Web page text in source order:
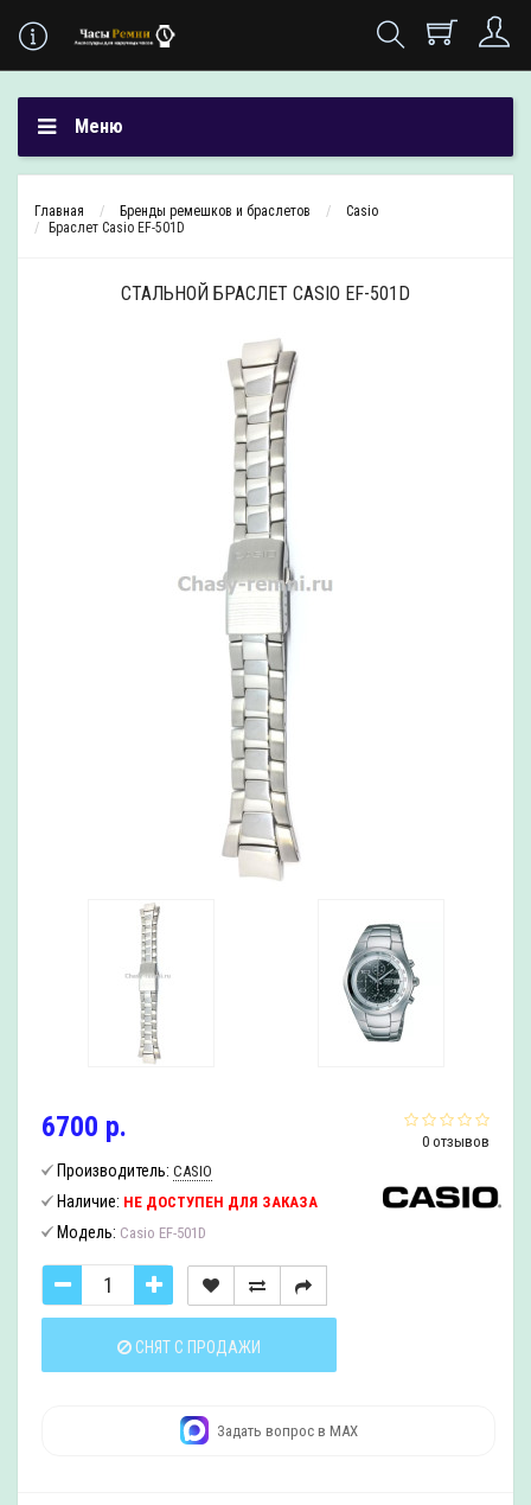
Меню
Главная Бренды ремешков и браслетов
Casio
Браслет Casio EF-501D
СТАЛЬНОЙ БРАСЛЕТ CASIO EF-501D
0 отзывов
6700 р.
Производитель: CASIO
Наличие: НЕ ДОСТУПЕН ДЛЯ ЗАКАЗА
Модель: Casio EF-501D
СНЯТ С ПРОДАЖИ
Задать вопрос в MAX